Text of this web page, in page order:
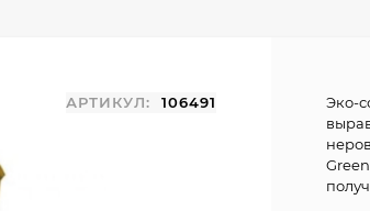
АРТИКУЛ: 106491
Эко-